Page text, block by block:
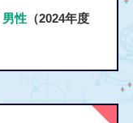
男性（2024年度